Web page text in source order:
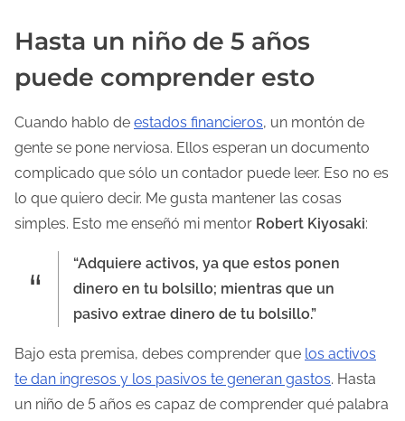
Hasta un niño de 5 años
puede comprender esto
Cuando hablo de estados financieros, un montón de
gente se pone nerviosa. Ellos esperan un documento
complicado que sólo un contador puede leer. Eso no es
lo que quiero decir. Me gusta mantener las cosas
simples. Esto me enseñó mi mentor Robert Kiyosaki:
“Adquiere activos, ya que estos ponen
dinero en tu bolsillo; mientras que un
pasivo extrae dinero de tu bolsillo.”
Bajo esta premisa, debes comprender que los activos
te dan ingresos y los pasivos te generan gastos. Hasta
un niño de 5 años es capaz de comprender qué palabra